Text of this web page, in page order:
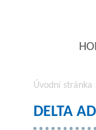
Úvodní stránka
DELTA